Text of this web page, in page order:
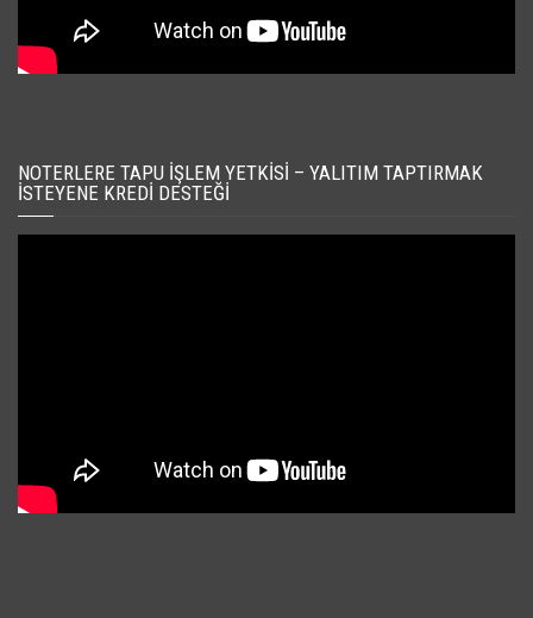
NOTERLERE TAPU İŞLEM YETKISI – YALITIM TAPTIRMAK
İSTEYENE KREDI DESTEĞI